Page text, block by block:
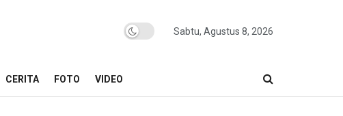
Sabtu, Agustus 8, 2026
CERITA FOTO VIDEO